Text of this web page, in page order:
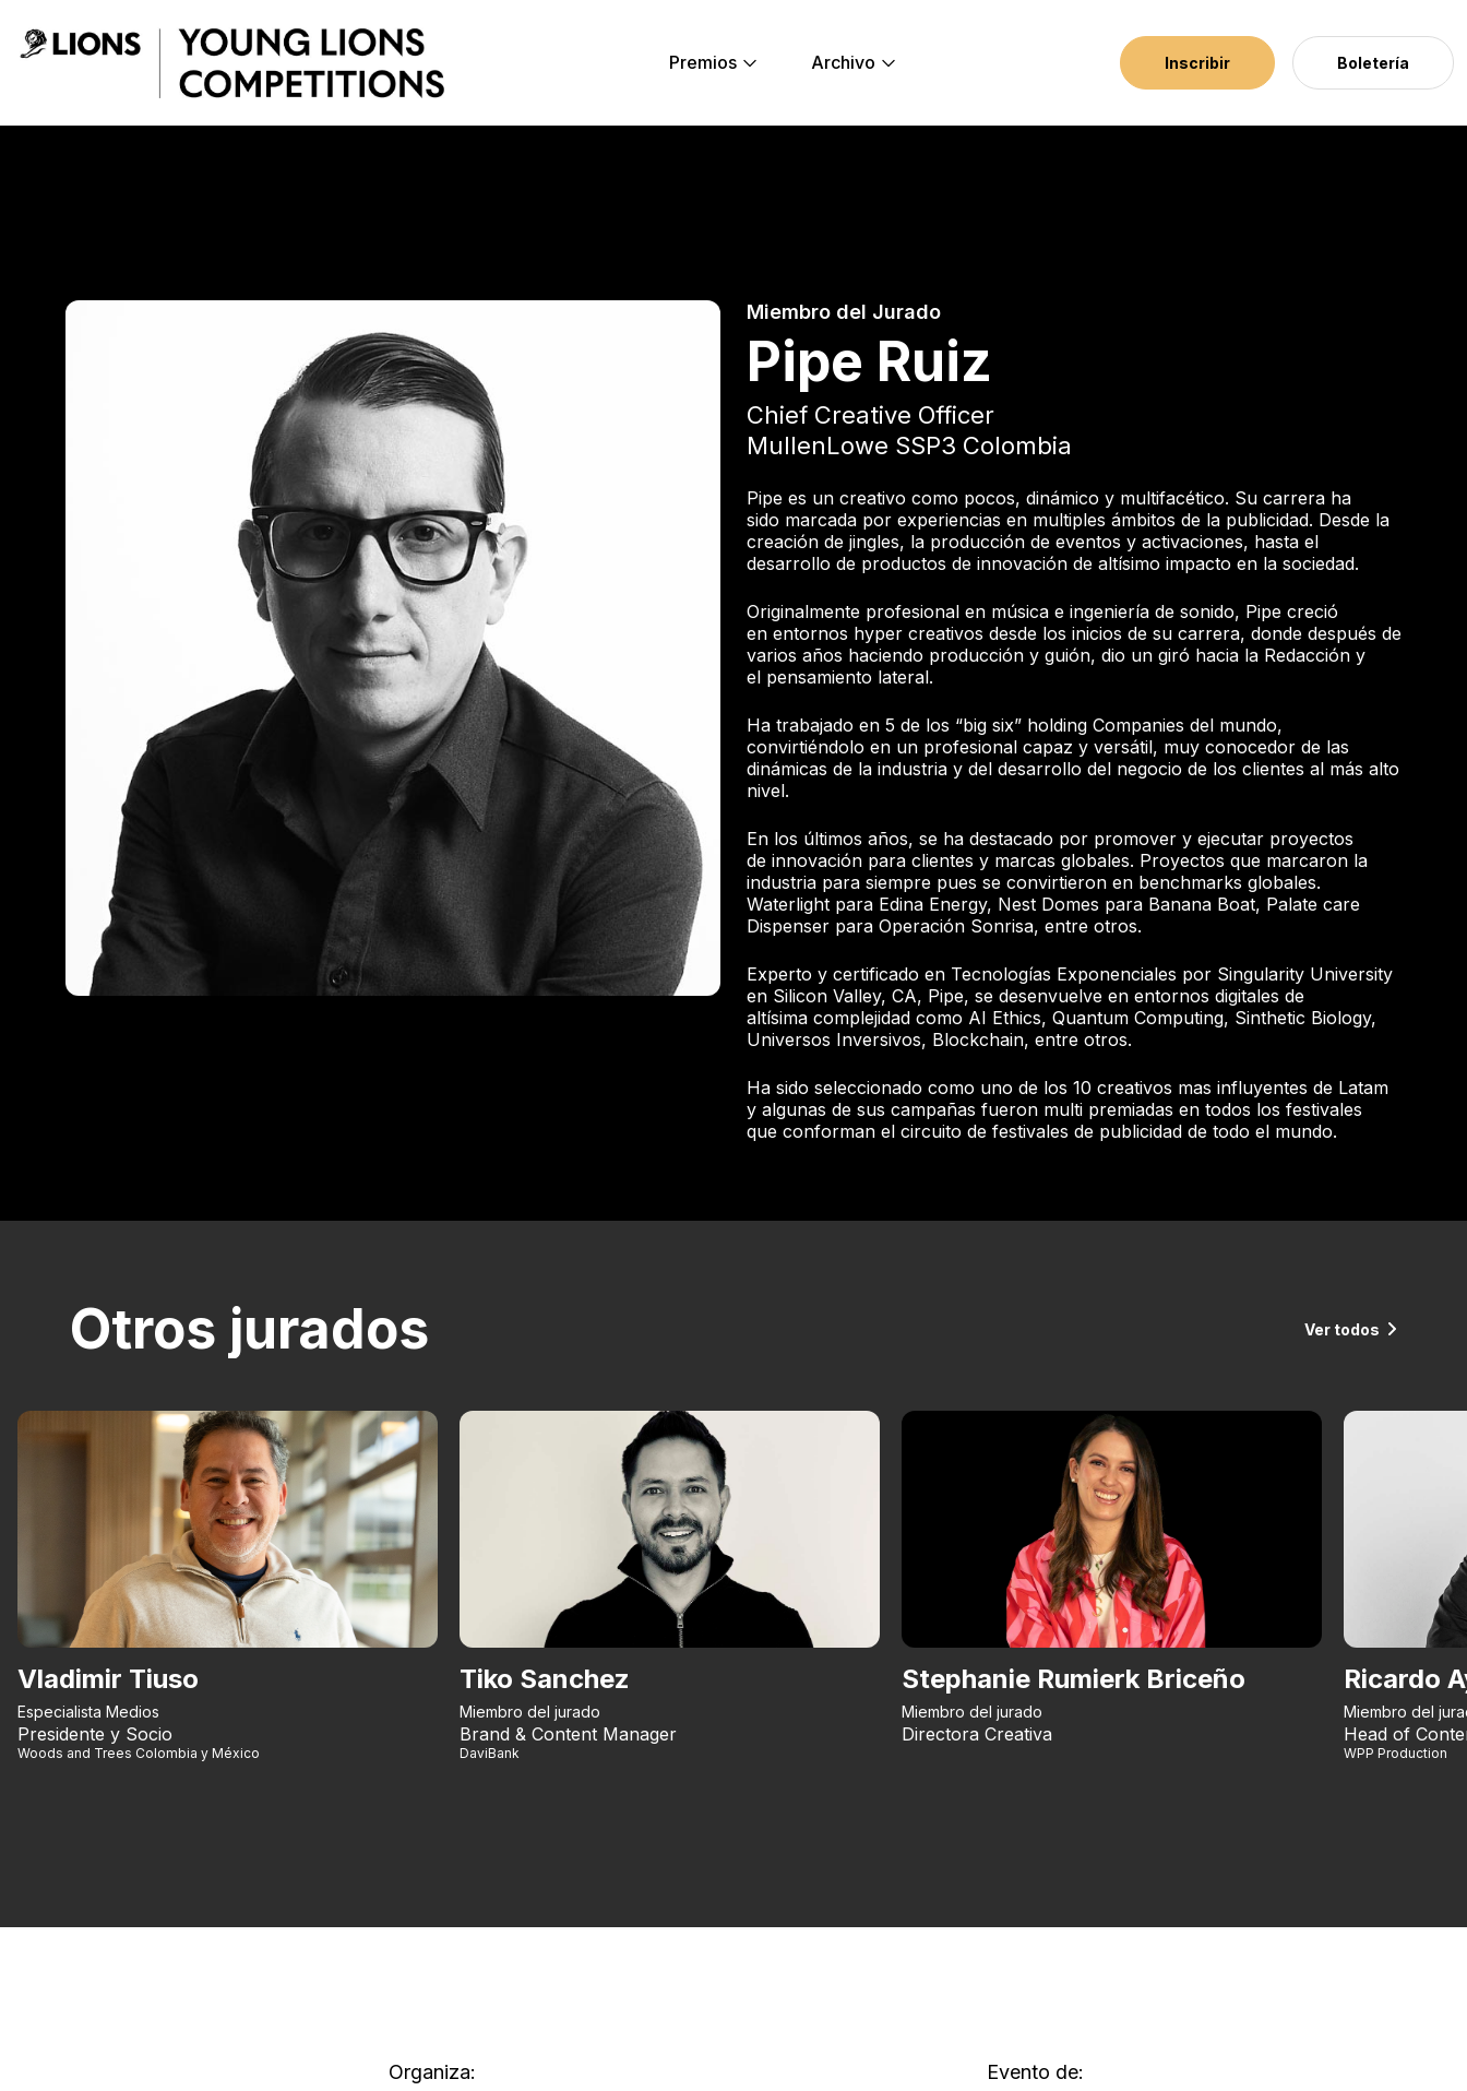
Premios
Archivo Inscribir Boletería
Miembro del Jurado
Pipe Ruiz
Chief Creative Officer
MullenLowe SSP3 Colombia
Pipe es un creativo como pocos, dinámico y multifacético. Su carrera ha
sido marcada por experiencias en multiples ámbitos de la publicidad. Desde la
creación de jingles, la producción de eventos y activaciones, hasta el
desarrollo de productos de innovación de altísimo impacto en la sociedad.
Originalmente profesional en música e ingeniería de sonido, Pipe creció
en entornos hyper creativos desde los inicios de su carrera, donde después de
varios años haciendo producción y guión, dio un giró hacia la Redacción y
el pensamiento lateral.
Ha trabajado en 5 de los “big six” holding Companies del mundo,
convirtiéndolo en un profesional capaz y versátil, muy conocedor de las
dinámicas de la industria y del desarrollo del negocio de los clientes al más alto
nivel.
En los últimos años, se ha destacado por promover y ejecutar proyectos
de innovación para clientes y marcas globales. Proyectos que marcaron la
industria para siempre pues se convirtieron en benchmarks globales.
Waterlight para Edina Energy, Nest Domes para Banana Boat, Palate care
Dispenser para Operación Sonrisa, entre otros.
Experto y certificado en Tecnologías Exponenciales por Singularity University
en Silicon Valley, CA, Pipe, se desenvuelve en entornos digitales de
altísima complejidad como AI Ethics, Quantum Computing, Sinthetic Biology,
Universos Inversivos, Blockchain, entre otros.
Ha sido seleccionado como uno de los 10 creativos mas influyentes de Latam
y algunas de sus campañas fueron multi premiadas en todos los festivales
que conforman el circuito de festivales de publicidad de todo el mundo.
Otros jurados Ver todos
Vladimir Tiuso
Especialista Medios
Presidente y Socio
Woods and Trees Colombia y México
Tiko Sanchez
Miembro del jurado
Brand & Content Manager
DaviBank
Stephanie Rumierk Briceño
Miembro del jurado
Directora Creativa
Ricardo
Miembro del
Head of
WPP Production
Organiza: Evento de: